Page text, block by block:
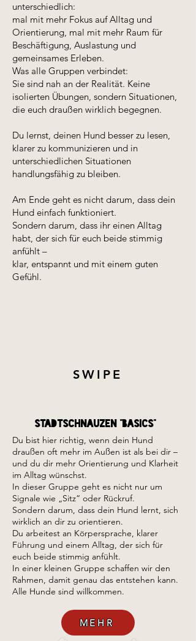
unterschiedlich:
mal mit mehr Fokus auf Alltag und
Orientierung, mal mit mehr Raum für
Beschäftigung, Auslastung und
gemeinsames Erleben.
Was alle Gruppen verbindet:
Sie sind nah an der Realität. Keine
isolierten Übungen, sondern Situationen,
die euch draußen wirklich begegnen.
Du lernst, deinen Hund besser zu lesen,
klarer zu kommunizieren und in
unterschiedlichen Situationen
handlungsfähig zu bleiben.
Am Ende geht es nicht darum, dass dein
Hund einfach funktioniert.
Sondern darum, dass ihr einen Alltag
habt, der sich für euch beide stimmig
anfühlt –
klar, entspannt und mit einem guten
Gefühl.
SWIPE
Stadtschnauzen "Basics"
Du bist hier richtig, wenn dein Hund
draußen oft mehr im Außen ist als bei dir –
und du dir mehr Orientierung und Klarheit
im Alltag wünschst.
In dieser Gruppe geht es nicht nur um
Signale wie „Sitz“ oder Rückruf.
Sondern darum, dass dein Hund lernt, sich
wirklich an dir zu orientieren.
Du arbeitest an Körpersprache, klarer
Führung und einem Alltag, der sich für
euch beide stimmig anfühlt.
In einer kleinen Gruppe schaffen wir den
Rahmen, damit genau das entstehen kann.
Alle Hunde sind willkommen.
MEHR